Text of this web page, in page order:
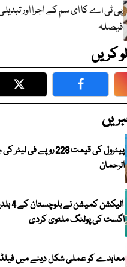
پی ٹی اے کا ای سم کے اجرا اور
فیصلہ
کریں
Twitter Facebook
پیٹرول کی قیمت 228 روپے
الرحمان
اگست کی پولنگ ملتوی کردی
معاہدے کو عملی شکل دینے میں